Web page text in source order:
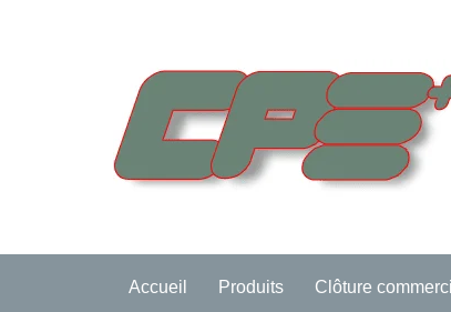
Accueil Produits Clôture